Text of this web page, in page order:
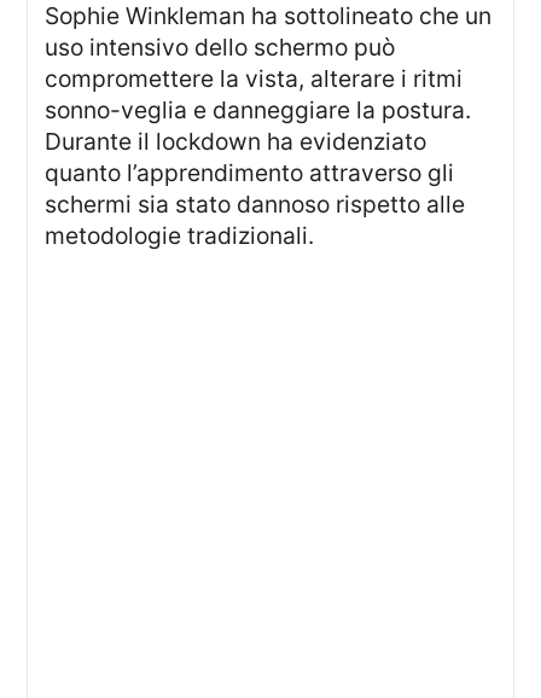
Sophie Winkleman ha sottolineato che un
uso intensivo dello schermo può
compromettere la vista, alterare i ritmi
sonno-veglia e danneggiare la postura.
Durante il lockdown ha evidenziato
quanto l’apprendimento attraverso gli
schermi sia stato dannoso rispetto alle
metodologie tradizionali.